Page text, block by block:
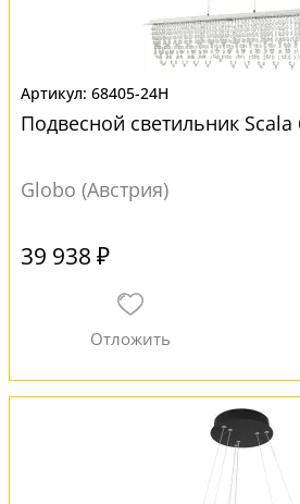
68405-24H
Подвесной светильник Scala
Globo (Австрия)
39 938 ₽